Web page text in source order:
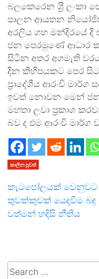
බලකෙරෙන ශ‍්‍රී ලංකා
පාලන ආයතන
අරලිය ගහ මන්දිරයේ දී
ජන පෙරමුණේ ආධාර
සිටින අතර අගමැති
දින කිහිපයකට පෙර
ප්‍රාදේශීය ආරංචි
ඉවත් නොවන මෙන්
මහතා ලවා ප්‍රකාශ
බව ද එම ආරංචි මාර්ග
කාලීන පුවත්
කැටපෝලයක් වෙනුවට
තුවක්කුවක් යෙදවීම බඳු
වත්මන් හදිසි නීතිය